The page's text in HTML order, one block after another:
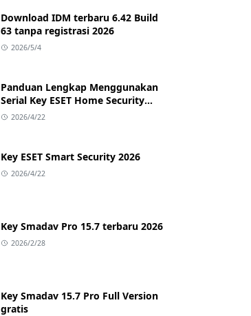
Download IDM terbaru 6.42 Build
63 tanpa registrasi 2026
2026/5/4
Panduan Lengkap Menggunakan
Serial Key ESET Home Security
Essential dengan Trial Key Terbaru
2026/4/22
Key ESET Smart Security 2026
2026/4/22
Key Smadav Pro 15.7 terbaru 2026
2026/2/28
Key Smadav 15.7 Pro Full Version
gratis